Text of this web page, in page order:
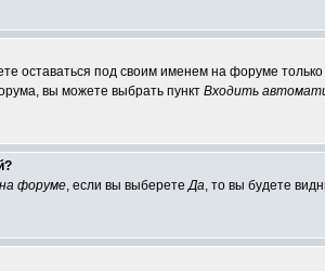
оставаться под своим именем на форуме
вы можете выбрать пункт Входить
форуме, если вы выберетеДа, то вы будете